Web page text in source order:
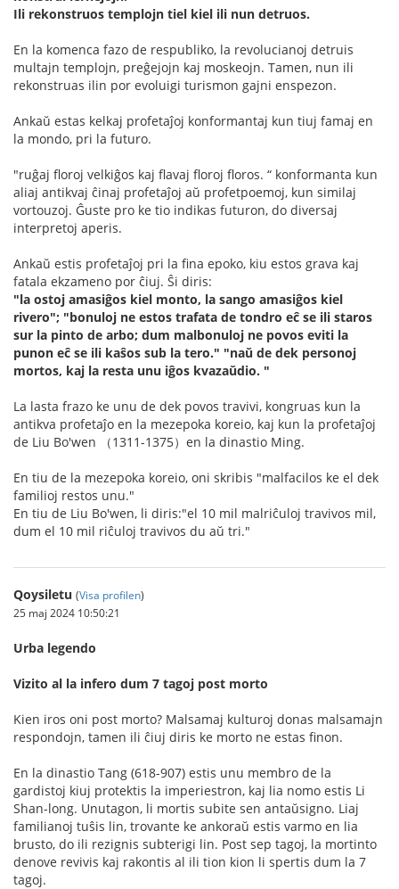
Ili rekonstruos templojn tiel kiel ili nun detruos.
En la komenca fazo de respubliko, la revolucianoj detruis
multajn templojn, preĝejojn kaj moskeojn. Tamen, nun ili
rekonstruas ilin por evoluigi turismon gajni enspezon.
Ankaŭ estas kelkaj profetaĵoj konformantaj kun tiuj famaj en
la mondo, pri la futuro.
"ruĝaj floroj velkiĝos kaj flavaj floroj floros. “ konformanta kun
aliaj antikvaj ĉinaj profetaĵoj aŭ profetpoemoj, kun similaj
vortouzoj. Ĝuste pro ke tio indikas futuron, do diversaj
interpretoj aperis.
Ankaŭ estis profetaĵoj pri la fina epoko, kiu estos grava kaj
fatala ekzameno por ĉiuj. Ŝi diris:
"la ostoj amasiĝos kiel monto, la sango amasiĝos kiel
rivero"; "bonuloj ne estos trafata de tondro eĉ se ili staros
sur la pinto de arbo; dum malbonuloj ne povos eviti la
punon eĉ se ili kaŝos sub la tero." "naŭ de dek personoj
mortos, kaj la resta unu iĝos kvazaŭdio. "
La lasta frazo ke unu de dek povos travivi, kongruas kun la
antikva profetaĵo en la mezepoka koreio, kaj kun la profetaĵoj
de Liu Bo'wen （1311-1375）en la dinastio Ming.
En tiu de la mezepoka koreio, oni skribis "malfacilos ke el dek
familioj restos unu."
En tiu de Liu Bo'wen, li diris:"el 10 mil malriĉuloj travivos mil,
dum el 10 mil riĉuloj travivos du aŭ tri."
Qoysiletu (Visa profilen)
25 maj 2024 10:50:21
Urba legendo
Vizito al la infero dum 7 tagoj post morto
Kien iros oni post morto? Malsamaj kulturoj donas malsamajn
respondojn, tamen ili ĉiuj diris ke morto ne estas finon.
En la dinastio Tang (618-907) estis unu membro de la
gardistoj kiuj protektis la imperiestron, kaj lia nomo estis Li
Shan-long. Unutagon, li mortis subite sen antaŭsigno. Liaj
familianoj tuŝis lin, trovante ke ankoraŭ estis varmo en lia
brusto, do ili rezignis subterigi lin. Post sep tagoj, la mortinto
denove revivis kaj rakontis al ili tion kion li spertis dum la 7
tagoj.